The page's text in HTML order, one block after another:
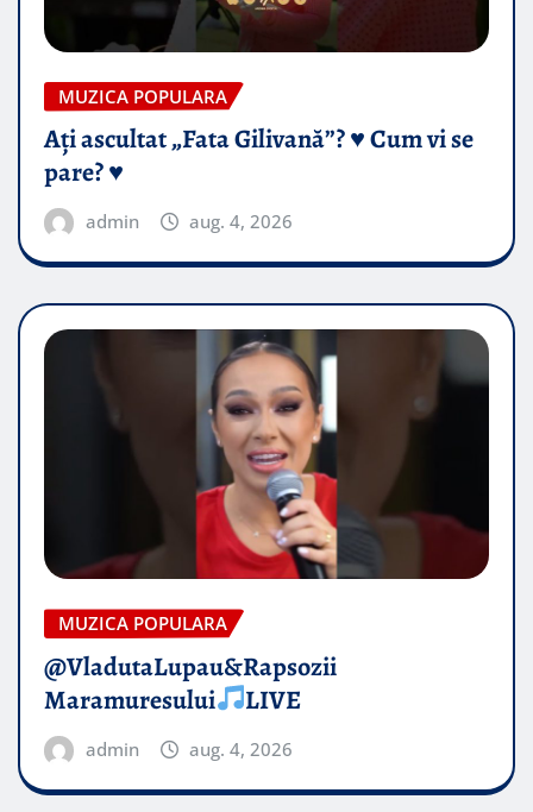
MUZICA POPULARA
Ați ascultat „Fata Gilivană”? ♥️ Cum vi se
pare? ♥️
admin aug. 4, 2026
MUZICA POPULARA
@VladutaLupau&Rapsozii
Maramuresului
LIVE
admin aug. 4, 2026